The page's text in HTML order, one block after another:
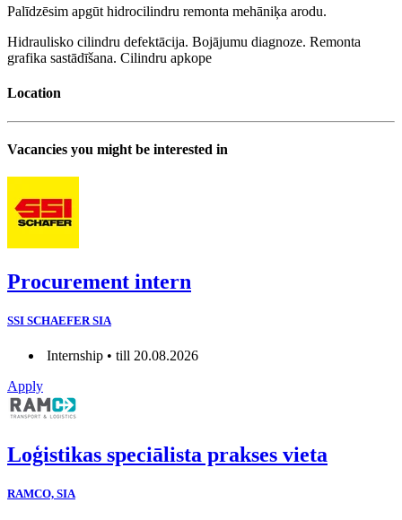
Palīdzēsim apgūt hidrocilindru remonta mehāniķa arodu.
Hidraulisko cilindru defektācija. Bojājumu diagnoze. Remonta
grafika sastādīšana. Cilindru apkope
Location
Vacancies you might be interested in
Procurement intern
SSI SCHAEFER SIA
Internship • till 20.08.2026
Apply
Loģistikas speciālista prakses vieta
RAMCO, SIA